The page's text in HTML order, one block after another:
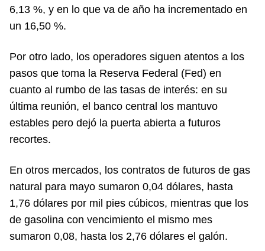
6,13 %, y en lo que va de año ha incrementado en
un 16,50 %.
Por otro lado, los operadores siguen atentos a los
pasos que toma la Reserva Federal (Fed) en
cuanto al rumbo de las tasas de interés: en su
última reunión, el banco central los mantuvo
estables pero dejó la puerta abierta a futuros
recortes.
En otros mercados, los contratos de futuros de gas
natural para mayo sumaron 0,04 dólares, hasta
1,76 dólares por mil pies cúbicos, mientras que los
de gasolina con vencimiento el mismo mes
sumaron 0,08, hasta los 2,76 dólares el galón.